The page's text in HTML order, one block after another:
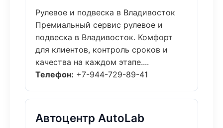
Рулевое и подвеска в Владивосток
Премиальный сервис рулевое и
подвеска в Владивосток. Комфорт
для клиентов, контроль сроков и
качества на каждом этапе....
Телефон: +7-944-729-89-41
Автоцентр AutoLab